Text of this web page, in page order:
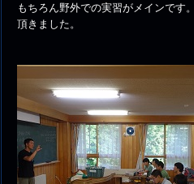
もちろん野外での実習がメインです
頂きました。